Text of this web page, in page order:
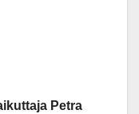
Petra